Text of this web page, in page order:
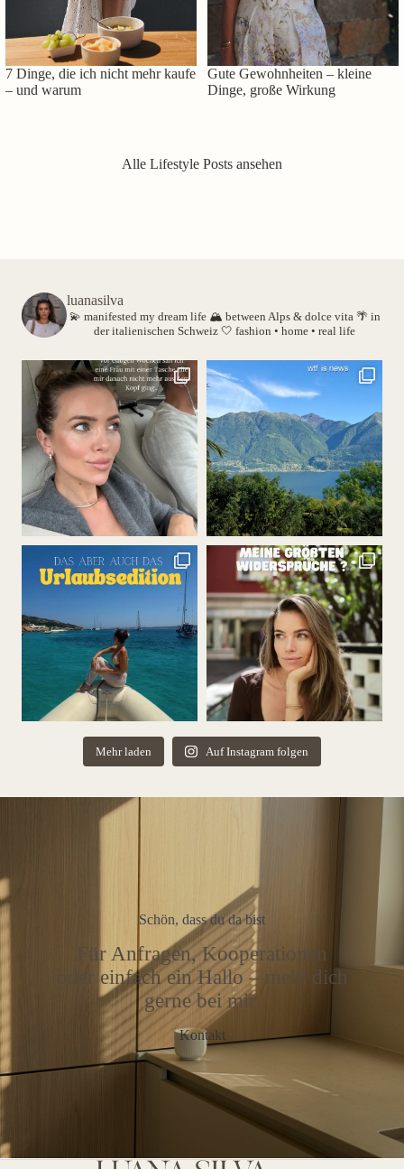
7 Dinge, die ich nicht mehr kaufe
– und warum
Gute Gewohnheiten – kleine
Dinge, große Wirkung
Alle Lifestyle Posts ansehen
luanasilva
💫 manifested my dream life 🏔️ between Alps & dolce vita 🌴 in
der italienischen Schweiz 🤍 fashion • home • real life
Mehr laden Auf Instagram folgen
Schön, dass du da bist
Für Anfragen, Kooperationen
oder einfach ein Hallo – meld dich
gerne bei mir.
Kontakt